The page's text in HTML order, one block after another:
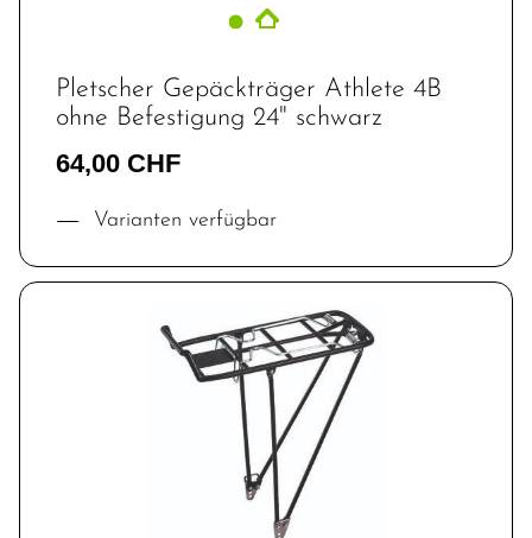
Pletscher Gepäckträger Athlete 4B
ohne Befestigung 24" schwarz
64,00 CHF
Varianten verfügbar